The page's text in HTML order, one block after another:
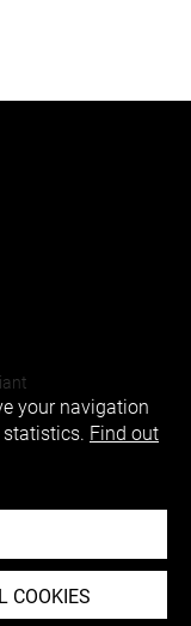
your navigation
statistics. Find out
COOKIES